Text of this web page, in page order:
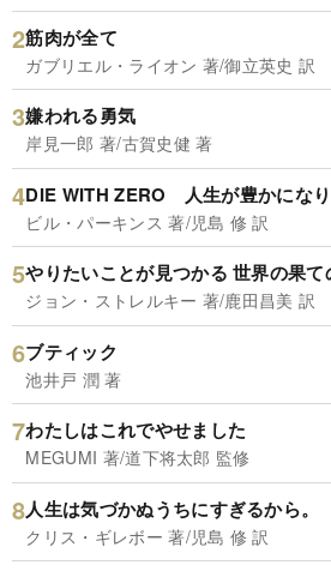
筋肉が全て
ガブリエル・ライオン 著/御立英史 訳
嫌われる勇気
岸見一郎 著/古賀史健 著
DIE WITH ZERO 人生が豊かにな
ビル・パーキンス 著/児島 修 訳
やりたいことが見つかる 世界の果て
ジョン・ストレルキー 著/鹿田昌美 訳
ブティック
池井戸 潤 著
わたしはこれでやせました
MEGUMI 著/道下将太郎 監修
人生は気づかぬうちにすぎるから。
クリス・ギレボー 著/児島 修 訳